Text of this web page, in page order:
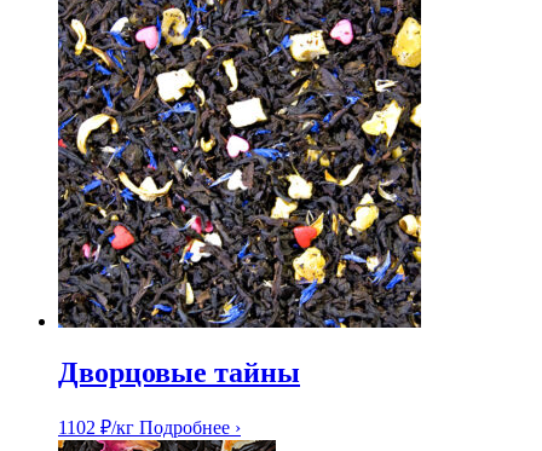
Дворцовые тайны
1102 ₽/кг Подробнее ›